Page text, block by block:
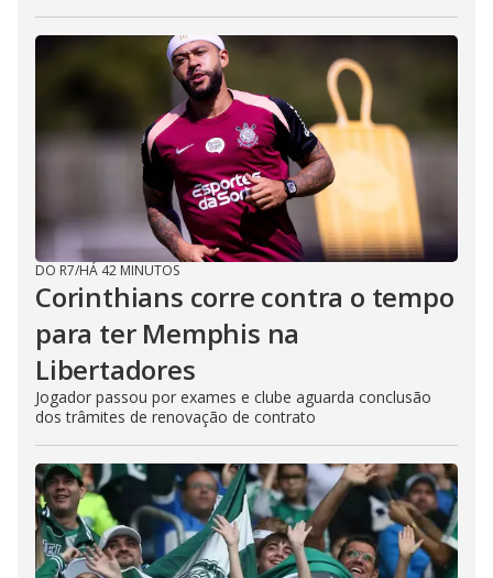
DO R7/HÁ 42 MINUTOS
Corinthians corre contra o tempo
para ter Memphis na
Libertadores
Jogador passou por exames e clube aguarda conclusão
dos trâmites de renovação de contrato